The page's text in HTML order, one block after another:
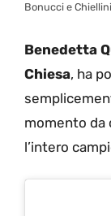
Bonucci e
Benedetta
Chiesa, ha
momento da
l’intero